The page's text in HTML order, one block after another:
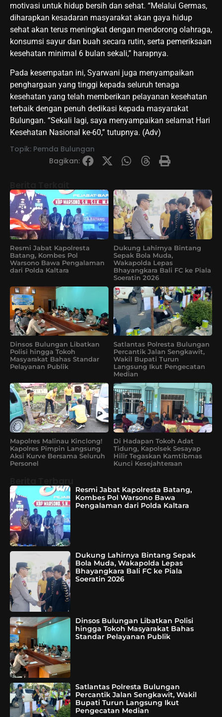
motivasi untuk hidup bersih dan sehat. “Melalui Germas,
diharapkan kesadaran masyarakat akan gaya hidup
sehat akan terus meningkat dengan mendorong olahraga,
konsumsi sayur dan buah secara rutin, serta pemeriksaan
kesehatan minimal 6 bulan sekali,” harapnya.
Pada kesempatan ini, Syarwani juga menyampaikan
penghargaan yang tinggi kepada seluruh tenaga
kesehatan yang telah memberikan pelayanan kesehatan
terbaik dengan penuh dedikasi kepada masyarakat
Bulungan. “Sekali lagi, saya menyampaikan selamat Hari
Kesehatan Nasional ke-60,” tutupnya. (Adv)
Topik: Pemda Bulungan
Bagikan:
Resmi Jabat Kapolresta
Batang, Kombes Pol
Warsono Bawa Pengalaman
dari Polda Kaltara
Dukung Lahirnya Bintang
Sepak Bola Muda,
Wakapolda Lepas
Bhayangkara Bali FC ke Piala
Soeratin 2026
Dinsos Bulungan Libatkan
Polisi hingga Tokoh
Masyarakat Bahas Standar
Pelayanan Publik
Satlantas Polresta Bulungan
Percantik Jalan Sengkawit,
Wakil Bupati Turun
Langsung Ikut Pengecatan
Median
Mapolres Malinau Kinclong!
Kapolres Pimpin Langsung
Aksi Kurve Bersama Seluruh
Personel
Di Hadapan Tokoh Adat
Tidung, Kapolsek Sesayap
Hilir Tegaskan Kamtibmas
Kunci Kesejahteraan
Resmi Jabat Kapolresta Batang,
Kombes Pol Warsono Bawa
Pengalaman dari Polda Kaltara
Dukung Lahirnya Bintang Sepak
Bola Muda, Wakapolda Lepas
Bhayangkara Bali FC ke Piala
Soeratin 2026
Dinsos Bulungan Libatkan Polisi
hingga Tokoh Masyarakat Bahas
Standar Pelayanan Publik
Satlantas Polresta Bulungan
Percantik Jalan Sengkawit, Wakil
Bupati Turun Langsung Ikut
Pengecatan Median